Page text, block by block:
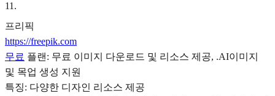
11 .
프리픽
https://freepik.com
무료 플랜: 무료 이미지 다운로드 및 리소스 제공, .AI이미지
및 목업 생성 지원
특징: 다양한 디자인 리소스 제공